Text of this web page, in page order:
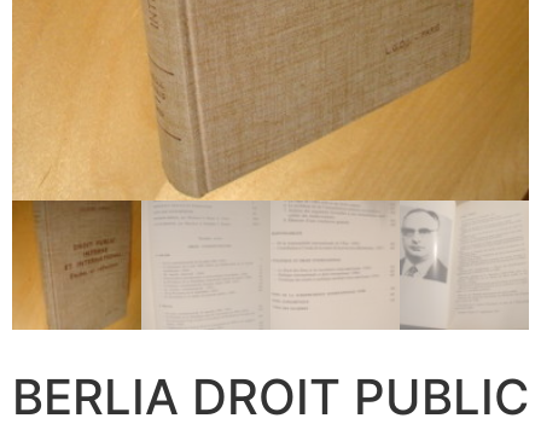
BERLIA DROIT PUBLIC